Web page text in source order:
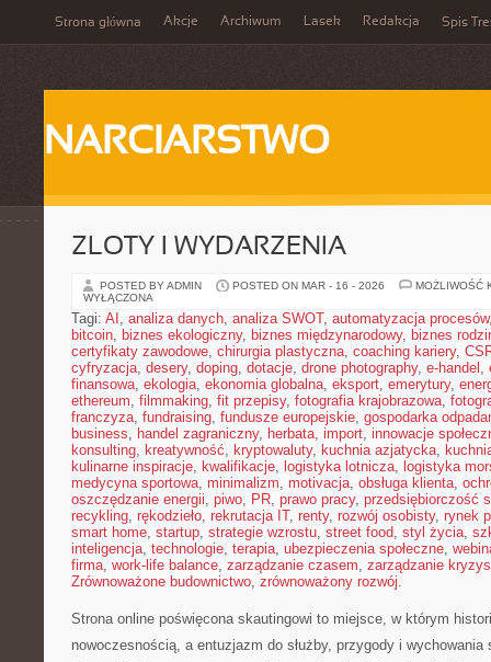
Strona główna Akcje Archiwum Lasek Redakcja Spis
NARCIARSTWO
ZLOTY I WYDARZENIA
POSTED BY ADMIN POSTED ON MAR - 16 - 2026
MOŻLIWOŚĆ
WYŁĄCZONA
Tagi: AI , analiza danych, analiza SWOT, automatyzacja procesów
bitcoin, biznes ekologiczny, biznes międzynarodowy, biznes
certyfikaty zawodowe, chirurgia plastyczna, coaching kariery,
cyfryzacja, desery, doping, dotacje, drone photography, e-handel ,
finansowa, ekologia, ekonomia globalna, eksport, emerytury,
ethereum, filmmaking, fit przepisy, fotografia krajobrazowa,
franczyza, fundraising, fundusze europejskie, gospodarka
business, handel zagraniczny, herbata, import, innowacje
konsulting, kreatywność, kryptowaluty, kuchnia azjatycka,
kulinarne inspiracje, kwalifikacje, logistyka lotnicza, logistyka
medycyna sportowa, minimalizm, motivacja, obsługa klienta,
oszczędzanie energii, piwo, PR, prawo pracy, przedsiębiorczość
recykling, rękodzieło, rekrutacja IT, renty, rozwój osobisty, rynek
smart home, startup, strategie wzrostu, street food, styl życia,
inteligencja, technologie, terapia, ubezpieczenia społeczne,
firma, work-life balance, zarządzanie czasem, zarządzanie
Zrównoważone budownictwo, zrównoważony rozwój.
Strona online poświęcona skautingowi to miejsce, w którym
nowoczesnością, a entuzjazm do służby, przygody i